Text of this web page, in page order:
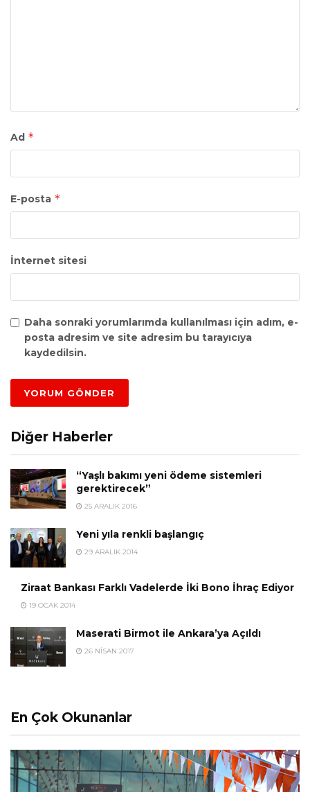
Ad *
E-posta *
İnternet sitesi
Daha sonraki yorumlarımda kullanılması için adım, e-
posta adresim ve site adresim bu tarayıcıya
kaydedilsin.
Diğer Haberler
“Yaşlı bakımı yeni ödeme sistemleri
gerektirecek”
25 ARALIK 2016
Yeni yıla renkli başlangıç
29 ARALIK 2014
Ziraat Bankası Farklı Vadelerde İki Bono İhraç Ediyor
19 OCAK 2014
Maserati Birmot ile Ankara’ya Açıldı
26 NISAN 2017
En Çok Okunanlar